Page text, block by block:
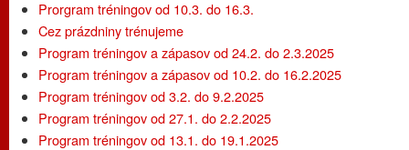
Prorgram tréningov od 10.3. do 16.3.
Cez prázdniny trénujeme
Program tréningov a zápasov od 24.2. do 2.3.2025
Program tréningov a zápasov od 10.2. do 16.2.2025
Program tréningov od 3.2. do 9.2.2025
Program tréningov od 27.1. do 2.2.2025
Program tréningov od 13.1. do 19.1.2025